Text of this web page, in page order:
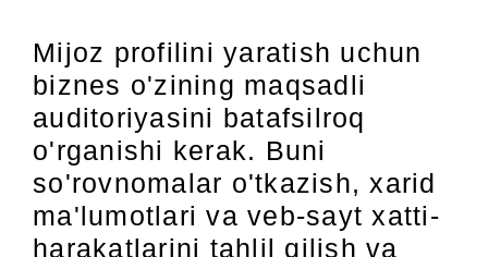
Mijoz profilini yaratish uchun
biznes o'zining maqsadli
auditoriyasini batafsilroq
o'rganishi kerak. Buni
so'rovnomalar o'tkazish, xarid
ma'lumotlari va veb-sayt xatti-
harakatlarini tahlil qilish va